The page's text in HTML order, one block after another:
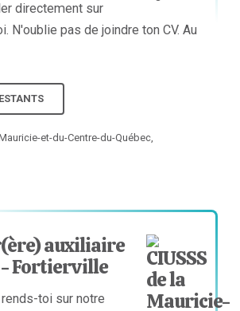
directement sur
N'oublie pas de joindre ton CV. Au
et-du-Centre-du-Québec,
auxiliaire
- Fortierville
toi sur notre